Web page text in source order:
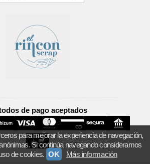
de pago aceptados
para mejorar la experiencia de navegación,
Si continúa navegando consideramos
de cookies. OK Más información